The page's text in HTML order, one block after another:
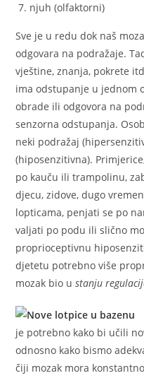
njuh (olfaktorni)
Sve je u redu dok naš
odgovara na podražaje.
vještine, znanja, pokrete
ima odstupanje u jednom
obrade ili odgovora na
senzorna odstupanja.
neki podražaj
(hiposenzitivna).
po kauču ili trampolinu,
djecu, zidove, dugo
lopticama, penjati se po
valjati po podu ili slično
proprioceptivnu
djetetu potrebno više
mozak bio ustanju
je potrebno kako bi učili
odnosno kako bismo
čiji mozak mora